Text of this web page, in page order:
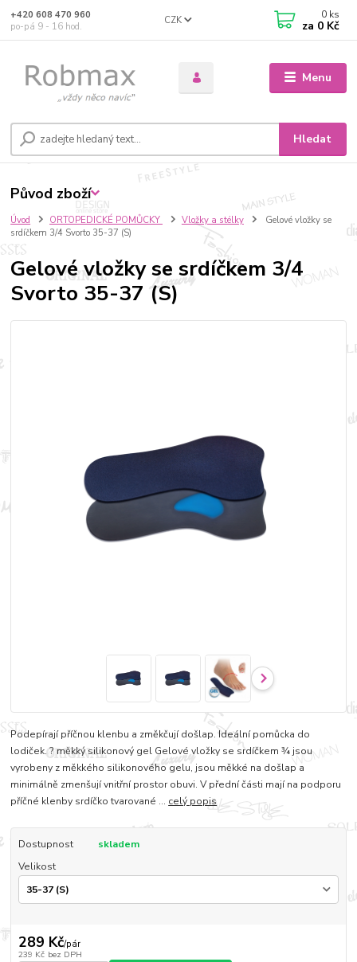
Menu
CZK
Hledat
+420 608 470 960
po-pá 9 - 16 hod.
0 ks
za 0 Kč
Úvod ORTOPEDICKÉ POMŮCKY Vložky a stélky
Gelové vložky se
srdíčkem 3/4 Svorto 35-37 (S)
Gelové vložky se srdíčkem 3/4
Svorto 35-37 (S)
Podepírají příčnou klenbu a změkčují došlap. Ideální pomůcka do
lodiček. ? měkký silikonový gel Gelové vložky se srdíčkem ¾ jsou
vyrobeny z měkkého silikonového gelu, jsou měkké na došlap a
minimálně zmenšují vnitřní prostor obuvi. V přední části mají na podporu
příčné klenby srdíčko tvarované ... celý popis
Dostupnost
skladem
Velikost
289 Kč/pár
239 Kč bez DPH
Původ zboží